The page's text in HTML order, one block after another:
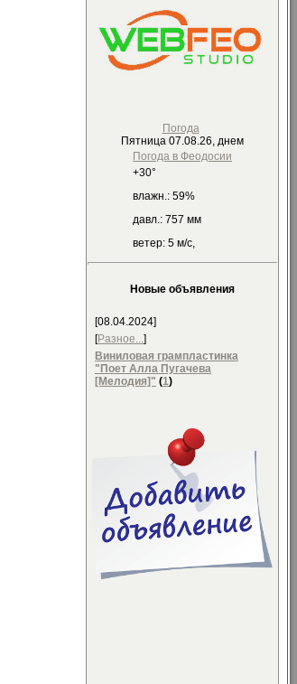
Погода
Пятница 07.08.26, днем
Погода в Феодосии
+30°
влажн.: 59%
давл.: 757 мм
ветер: 5 м/с,
Новые объявления
[08.04.2024]
[Разное...]
Виниловая грампластинка
"Поет Алла Пугачева
[Мелодия]" (1)